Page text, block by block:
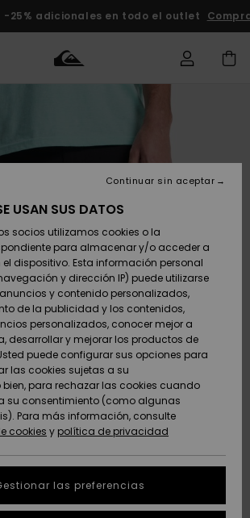
-25% adicionales en todo el outlet
Zapatos y
chanclas
Surf
Snow
Novedades
Destacados
Zapatos y
chanclas
Surf
Snow
Novedades
Destacados
Destacados
Snow
Highlights
Comunidad
Hombre
Snow Niños
Tienda
Snow Mujer
Destacados
Comunidad
Outlet
Mujer
Envio
Devoluciones
Pago
Tarjeta de
regalo
Quiksilver
Freedom
Protección de
datos
personales
USAN SUS DATOS
socios utilizamos cookies o la
para almacenar y/o acceder a
dispositivo. Esta información personal
y dirección IP) puede utilizarse
y contenido personalizados,
de la publicidad y los contenidos,
personalizados, conocer mejor a
desarrollar y mejorar los productos de
puede configurar sus opciones para
las cookies sujetas a su
bien, para rechazar las cookies cuando
su consentimiento (como algunas
Para más información, consulte
cookies y política de privacidad
las preferencias
Continuar sin aceptar